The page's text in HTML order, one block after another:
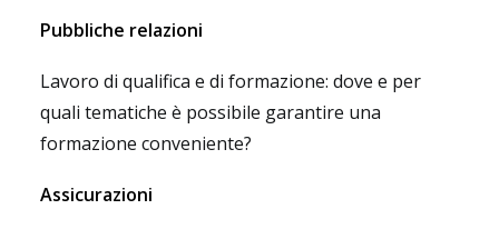
Pubbliche relazioni
Lavoro di qualifica e di formazione: dove e per
quali tematiche è possibile garantire una
formazione conveniente?
Assicurazioni